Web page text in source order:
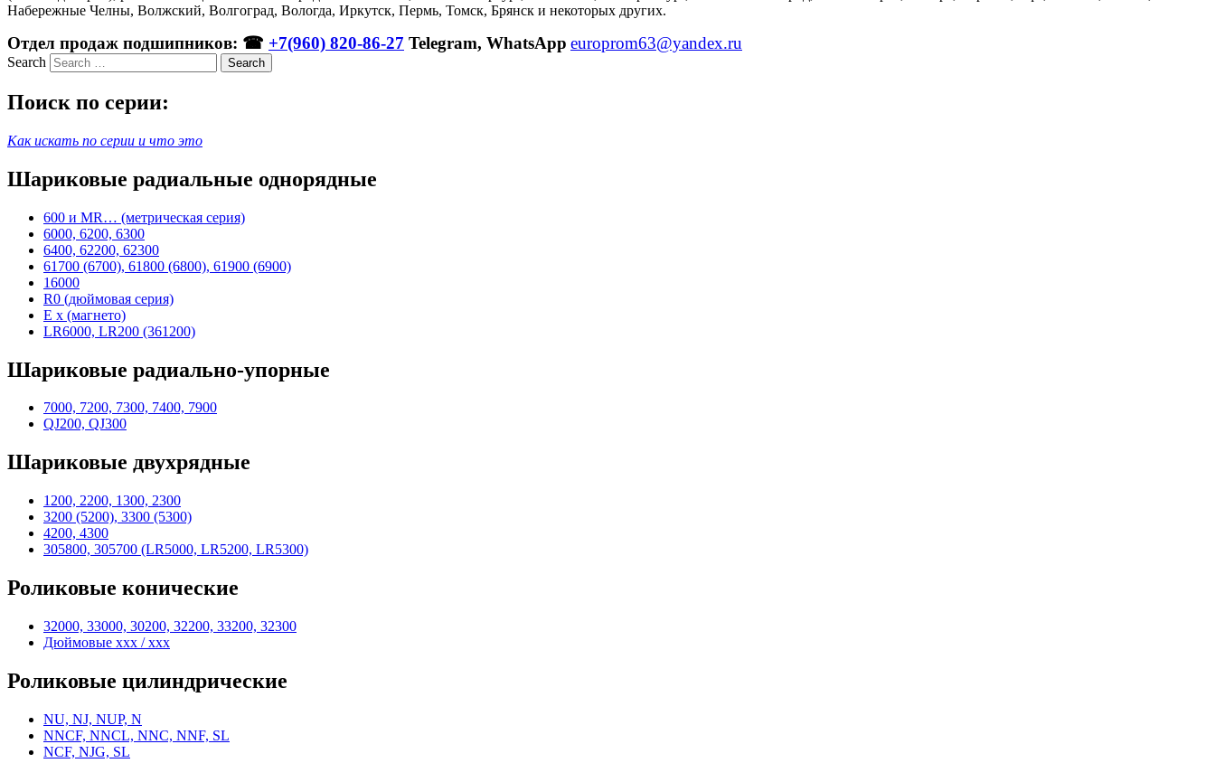
Набережные Челны, Волжский, Волгоград, Вологда, Иркутск, Пермь, Томск, Брянск и некоторых других.
Отдел продаж подшипников: ☎ +7(960) 820-86-27 Telegram, WhatsApp europrom63@yandex.ru
Search
Поиск по серии:
Как искать по серии и что это
Шариковые радиальные однорядные
600 и MR… (метрическая серия)
6000, 6200, 6300
6400, 62200, 62300
61700 (6700), 61800 (6800), 61900 (6900)
16000
R0 (дюймовая серия)
E x (магнето)
LR6000, LR200 (361200)
Шариковые радиально-упорные
7000, 7200, 7300, 7400, 7900
QJ200, QJ300
Шариковые двухрядные
1200, 2200, 1300, 2300
3200 (5200), 3300 (5300)
4200, 4300
305800, 305700 (LR5000, LR5200, LR5300)
Роликовые конические
32000, 33000, 30200, 32200, 33200, 32300
Дюймовые xxx / xxx
Роликовые цилиндрические
NU, NJ, NUP, N
NNCF, NNCL, NNC, NNF, SL
NCF, NJG, SL